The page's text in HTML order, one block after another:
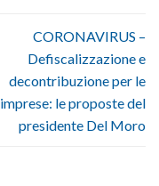
CORONAVIRUS –
Defiscalizzazione e
decontribuzione per le
imprese: le proposte del
presidente Del Moro